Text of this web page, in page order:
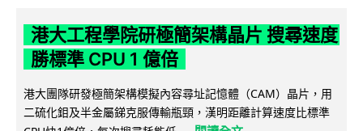
港大工程學院研極簡架構晶片 搜尋速度
勝標準 CPU 1 億倍
港大團隊研發極簡架構模擬內容尋址記憶體（CAM）晶片，用
二硫化鉬及半金屬銻克服傳輸瓶頸，漢明距離計算速度比標準